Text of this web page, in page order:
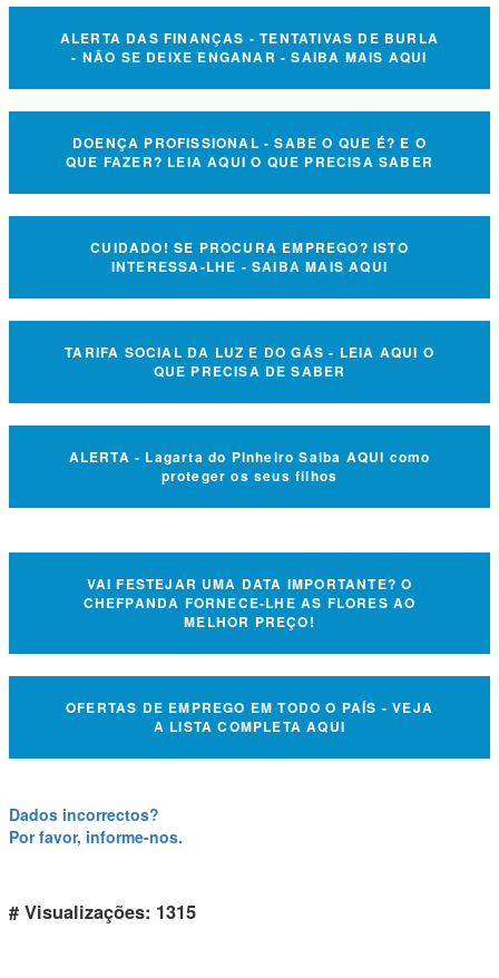
ALERTA DAS FINANÇAS - TENTATIVAS DE BURLA
- NÃO SE DEIXE ENGANAR - SAIBA MAIS AQUI
DOENÇA PROFISSIONAL - SABE O QUE É? E O
QUE FAZER? LEIA AQUI O QUE PRECISA SABER
CUIDADO! SE PROCURA EMPREGO? ISTO
INTERESSA-LHE - SAIBA MAIS AQUI
TARIFA SOCIAL DA LUZ E DO GÁS - LEIA AQUI O
QUE PRECISA DE SABER
ALERTA - Lagarta do Pinheiro Saiba AQUI como
proteger os seus filhos
VAI FESTEJAR UMA DATA IMPORTANTE? O
CHEFPANDA FORNECE-LHE AS FLORES AO
MELHOR PREÇO!
OFERTAS DE EMPREGO EM TODO O PAÍS - VEJA
A LISTA COMPLETA AQUI
Dados incorrectos?
Por favor, informe-nos.
# Visualizações: 1315